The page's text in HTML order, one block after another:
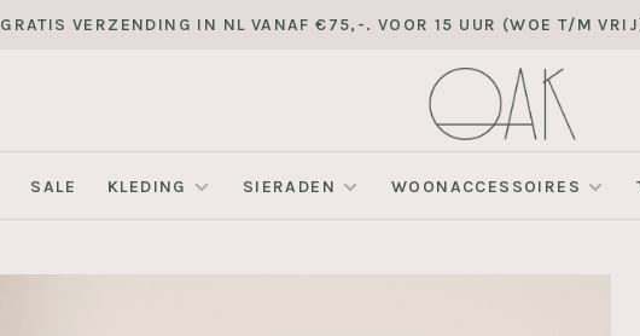
GRATIS VERZENDING IN NL VANAF €75,-. VOOR 15 UUR (WOE T/M
SALE KLEDING SIERADEN WOONACCESSOIRES